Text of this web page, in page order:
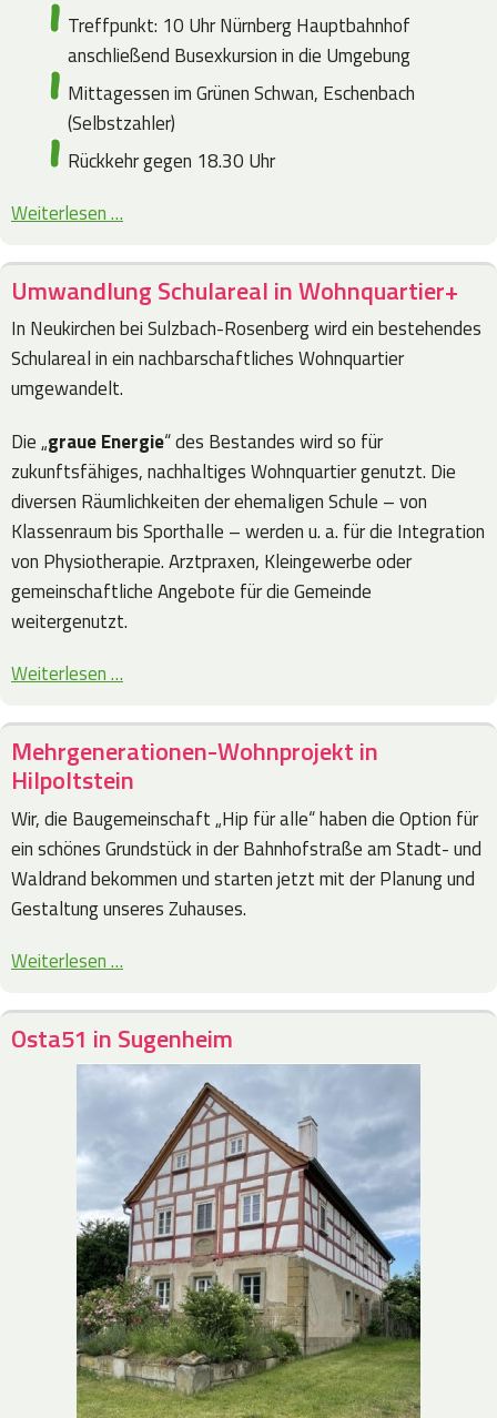
Treffpunkt: 10 Uhr Nürnberg Hauptbahnhof
anschließend Busexkursion in die Umgebung
Mittagessen im Grünen Schwan, Eschenbach
(Selbstzahler)
Rückkehr gegen 18.30 Uhr
Weiterlesen …
Umwandlung Schulareal in Wohnquartier+
In Neukirchen bei Sulzbach-Rosenberg wird ein bestehendes
Schulareal in ein nachbarschaftliches Wohnquartier
umgewandelt.
Die „graue Energie“ des Bestandes wird so für
zukunftsfähiges, nachhaltiges Wohnquartier genutzt. Die
diversen Räumlichkeiten der ehemaligen Schule – von
Klassenraum bis Sporthalle – werden u. a. für die Integration
von Physiotherapie. Arztpraxen, Kleingewerbe oder
gemeinschaftliche Angebote für die Gemeinde
weitergenutzt.
Weiterlesen …
Mehrgenerationen-Wohnprojekt in
Hilpoltstein
Wir, die Baugemeinschaft „Hip für alle“ haben die Option für
ein schönes Grundstück in der Bahnhofstraße am Stadt- und
Waldrand bekommen und starten jetzt mit der Planung und
Gestaltung unseres Zuhauses.
Weiterlesen …
Osta51 in Sugenheim